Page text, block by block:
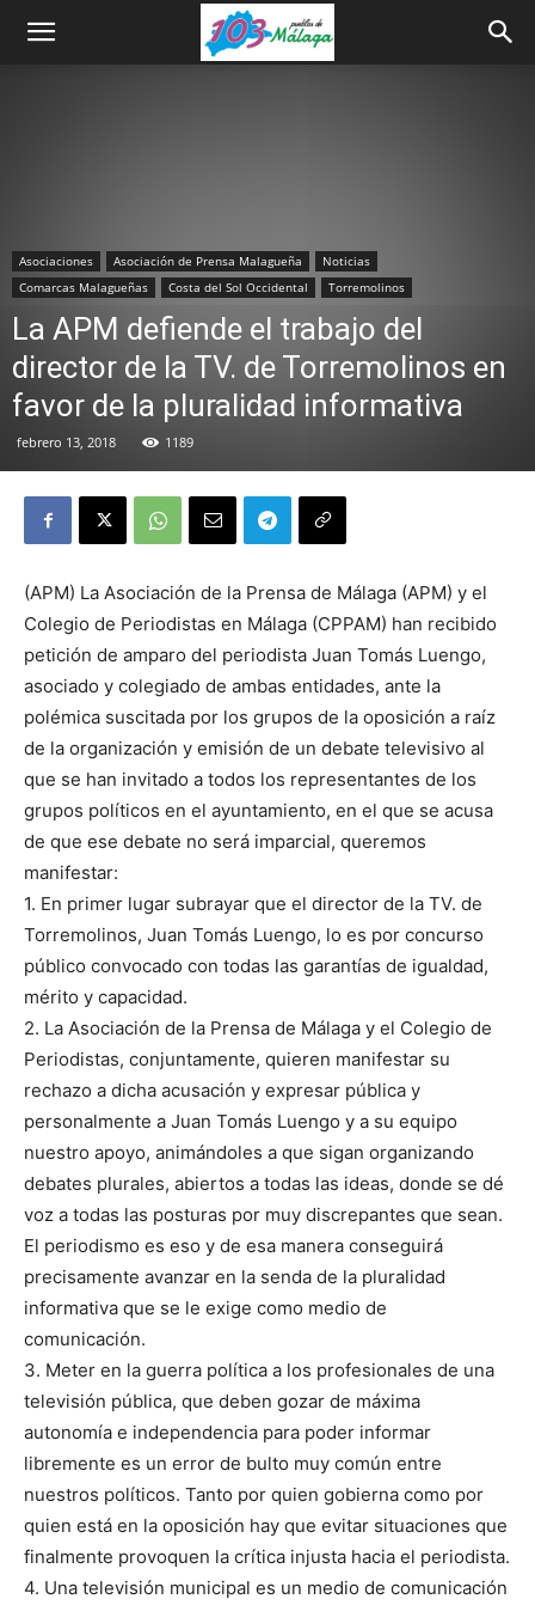
Asociaciones Asociación de Prensa Malagueña
Noticias
Comarcas Malagueñas
Costa del Sol Occidental Torremolinos
La APM defiende el trabajo del
director de la TV. de Torremolinos en
favor de la pluralidad informativa
febrero 13, 2018 1189
(APM) La Asociación de la Prensa de Málaga (APM) y el
Colegio de Periodistas en Málaga (CPPAM) han recibido
petición de amparo del periodista Juan Tomás Luengo,
asociado y colegiado de ambas entidades, ante la
polémica suscitada por los grupos de la oposición a raíz
de la organización y emisión de un debate televisivo al
que se han invitado a todos los representantes de los
grupos políticos en el ayuntamiento, en el que se acusa
de que ese debate no será imparcial, queremos
manifestar:
1. En primer lugar subrayar que el director de la TV. de
Torremolinos, Juan Tomás Luengo, lo es por concurso
público convocado con todas las garantías de igualdad,
mérito y capacidad.
2. La Asociación de la Prensa de Málaga y el Colegio de
Periodistas, conjuntamente, quieren manifestar su
rechazo a dicha acusación y expresar pública y
personalmente a Juan Tomás Luengo y a su equipo
nuestro apoyo, animándoles a que sigan organizando
debates plurales, abiertos a todas las ideas, donde se dé
voz a todas las posturas por muy discrepantes que sean.
El periodismo es eso y de esa manera conseguirá
precisamente avanzar en la senda de la pluralidad
informativa que se le exige como medio de
comunicación.
3. Meter en la guerra política a los profesionales de una
televisión pública, que deben gozar de máxima
autonomía e independencia para poder informar
libremente es un error de bulto muy común entre
nuestros políticos. Tanto por quien gobierna como por
quien está en la oposición hay que evitar situaciones que
finalmente provoquen la crítica injusta hacia el periodista.
4. Una televisión municipal es un medio de comunicación